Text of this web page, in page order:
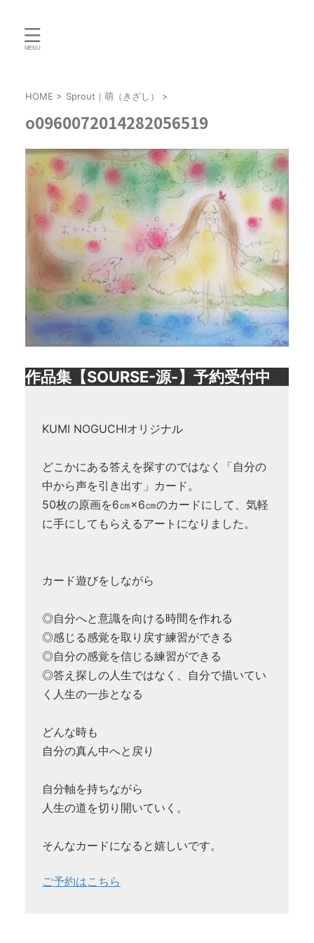
HOME > Sprout｜萌（きざし） >
o0960072014282056519
作品集【SOURSE-源-】予約受付中
KUMI NOGUCHIオリジナル
どこかにある答えを探すのではなく「自分の
中から声を引き出す」カード。
50枚の原画を6㎝×6㎝のカードにして、気軽
に手にしてもらえるアートになりました。
カード遊びをしながら
◎自分へと意識を向ける時間を作れる
◎感じる感覚を取り戻す練習ができる
◎自分の感覚を信じる練習ができる
◎答え探しの人生ではなく、自分で描いてい
く人生の一歩となる
どんな時も
自分の真ん中へと戻り
自分軸を持ちながら
人生の道を切り開いていく。
そんなカードになると嬉しいです。
ご予約はこちら